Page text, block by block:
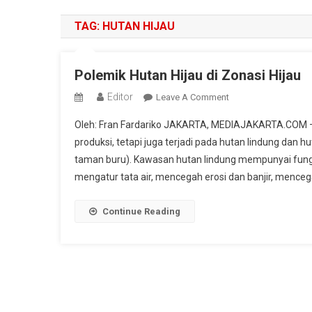
TAG: HUTAN HIJAU
Polemik Hutan Hijau di Zonasi Hijau
Editor Leave A CommentOn
Hutan
Hijau
Di
Zonasi
Oleh: Fran Fardariko JAKARTA,
produksi, tetapi juga terjadi pada hutan lindung dan
taman buru). Kawasan hutan lindung mempunyai
mengatur tata air, mencegah erosi dan banjir,
Continue Reading